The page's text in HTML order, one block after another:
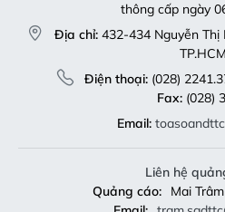
thông cấp ngày
Địa chỉ: 432-434 Nguyễn Thị
TP.HCM
Điện thoại:(028)
Fax:(028)
Email:
Liên hệ
Quảng cáo:
Mai